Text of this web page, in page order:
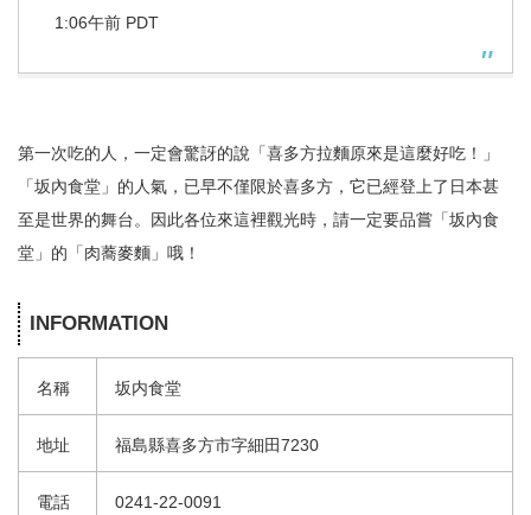
1:06午前 PDT
第一次吃的人，一定會驚訝的說「喜多方拉麵原來是這麼好吃！」
「坂內食堂」的人氣，已早不僅限於喜多方，它已經登上了日本甚
至是世界的舞台。因此各位來這裡觀光時，請一定要品嘗「坂內食
堂」的「肉蕎麥麵」哦！
INFORMATION
名稱 坂内食堂
地址 福島縣喜多方市字細田7230
電話 0241-22-0091